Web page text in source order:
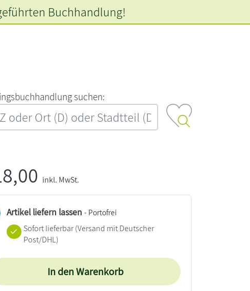
‍s‍u‍c‍h‍e‍n‍:‍
Buchhandlung!
inkl. MwSt.
Artikel liefern lassen - Portofrei
Sofort lieferbar(Versand mit Deutscher
Post/DHL)
In den Warenkorb